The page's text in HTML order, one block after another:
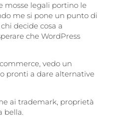
mosse legali portino le
me si pone un punto di
decide cosa a
che WordPress
vedo un
pronti a dare alternative
ai trademark, proprietà
bella.